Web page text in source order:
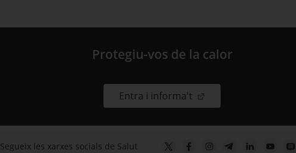
Protegiu-vos de la calor
Entra i informa't . Obre en una nova
Segueix les xarxes socials de Salut